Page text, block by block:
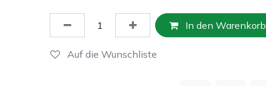
In den Warenkorb
Auf die Wunschliste